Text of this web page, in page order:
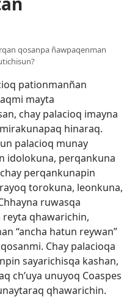
qosanpa ñawpaqenman
pationmanñan
mayta
chay palacioq imayna
hinaraq.
palacioq munay
idolokuna, perqankuna
perqankunapin
torokuna, leonkuna,
ruwasqa
qhawarichin,
“ancha hatun reywan”
Chay palacioqa
sayarichisqa kashan,
ch’uya unuyoq Coaspes
qhawarichin.